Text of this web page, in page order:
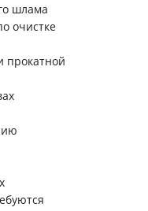
шлама
очистке
прокатной